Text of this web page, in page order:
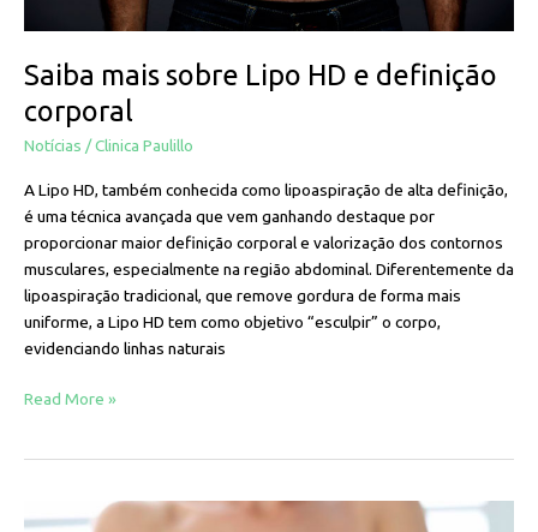
Saiba mais sobre Lipo HD e definição
corporal
Notícias /Clinica Paulillo
A Lipo HD, também conhecida como lipoaspiração de alta definição,
é uma técnica avançada que vem ganhando destaque por
proporcionar maior definição corporal e valorização dos contornos
musculares, especialmente na região abdominal. Diferentemente da
lipoaspiração tradicional, que remove gordura de forma mais
uniforme, a Lipo HD tem como objetivo “esculpir” o corpo,
evidenciando linhas naturais
Read More »